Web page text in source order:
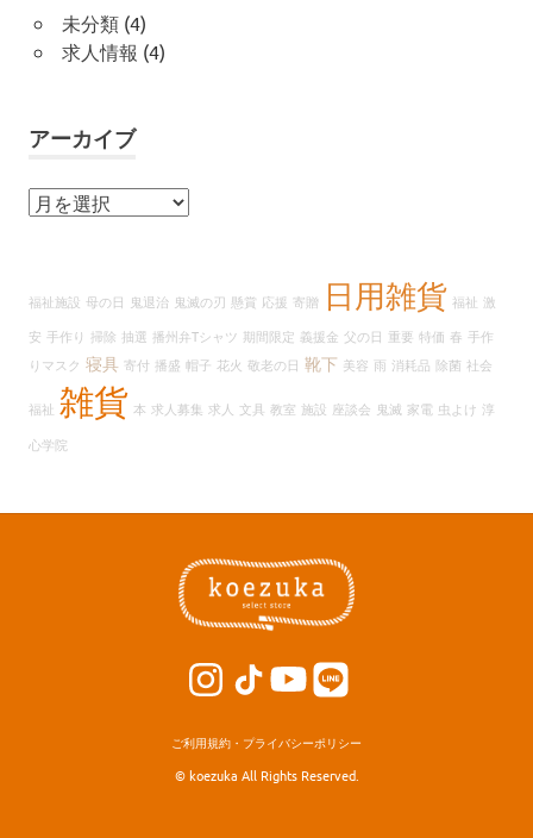
未分類(4)
求人情報 (4)
アーカイブ
ア
ブ
福祉施設 母の日 鬼退治 鬼滅の刃 懸賞 応援 寄贈 日用雑貨 福祉 激
安 手作り 掃除 抽選 播州弁Tシャツ 期間限定 義援金 父の日 重要 特価 春 手作
りマスク 寝具 寄付 播盛 帽子 花火 敬老の日 靴下 美容 雨 消耗品 除菌 社会
福祉 雑貨 本 求人募集 求人 文具 教室 施設 座談会 鬼滅 家電 虫よけ 淳
心学院
ご利用規約・プライバシーポリシー
© koezuka All Rights Reserved.